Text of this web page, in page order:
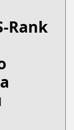
list
Rank